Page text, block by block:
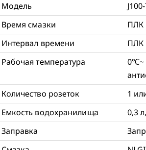
Модель
Время смазки
ПЛК
Интервал времени
ПЛК
Рабочая температура
0℃~
Количество розеток
1
Емкость водохранилища
0,3
Заправка